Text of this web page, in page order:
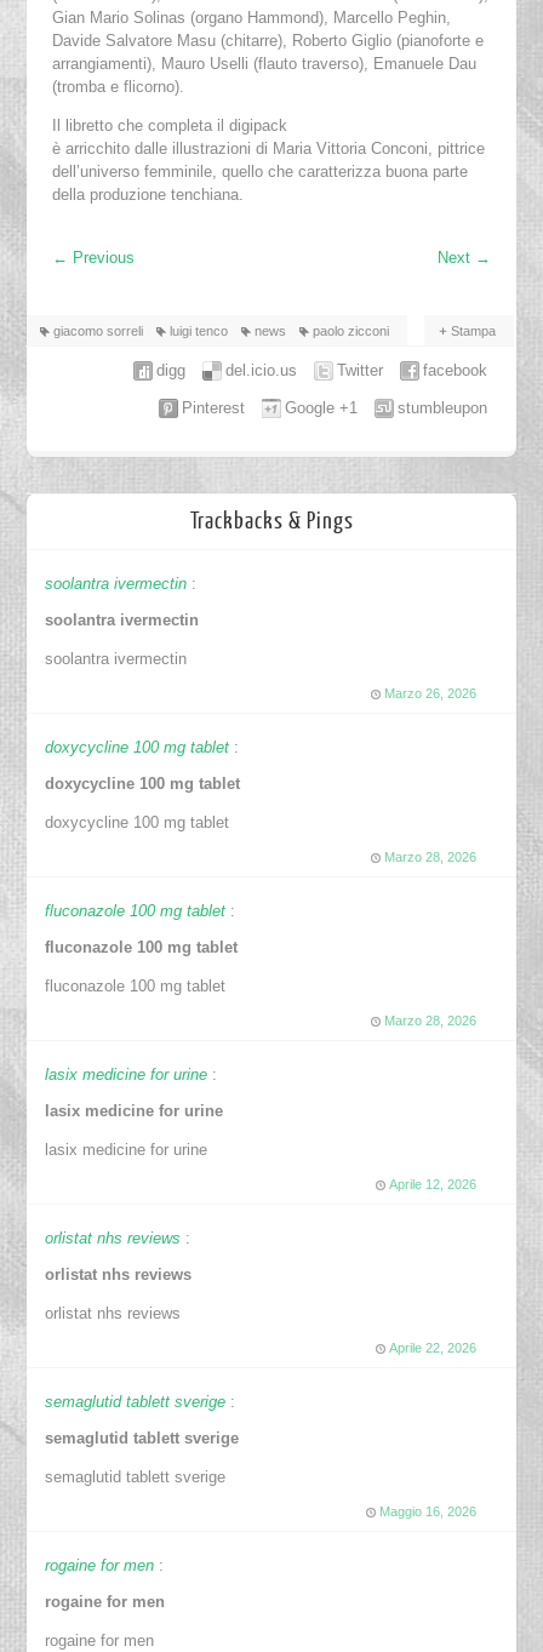
Gian Mario Solinas (organo Hammond), Marcello Peghin,
Davide Salvatore Masu (chitarre), Roberto Giglio (pianoforte e
arrangiamenti), Mauro Uselli (flauto traverso), Emanuele Dau
(tromba e flicorno).
Il libretto che completa il digipack
è arricchito dalle illustrazioni di Maria Vittoria Conconi, pittrice
dell’universo femminile, quello che caratterizza buona parte
della produzione tenchiana.
← Previous Next →
giacomo sorreli luigi tenco news paolo zicconi Stampa
facebook
Twitter
del.icio.us
digg
stumbleupon
Google +1
Pinterest
Trackbacks & Pings
soolantra ivermectin :
soolantra ivermectin
soolantra ivermectin
Marzo 26, 2026
doxycycline 100 mg tablet :
doxycycline 100 mg tablet
doxycycline 100 mg tablet
Marzo 28, 2026
fluconazole 100 mg tablet :
fluconazole 100 mg tablet
fluconazole 100 mg tablet
Marzo 28, 2026
lasix medicine for urine :
lasix medicine for urine
lasix medicine for urine
Aprile 12, 2026
orlistat nhs reviews :
orlistat nhs reviews
orlistat nhs reviews
Aprile 22, 2026
semaglutid tablett sverige :
semaglutid tablett sverige
semaglutid tablett sverige
Maggio 16, 2026
rogaine for men :
rogaine for men
rogaine for men